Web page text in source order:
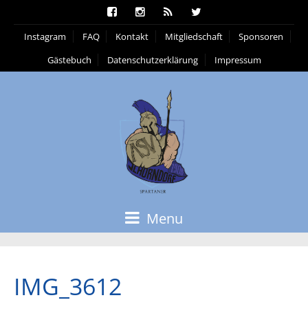
Instagram FAQ Kontakt Mitgliedschaft
Sponsoren
Gästebuch
Datenschutzerklärung Impressum
Menu
IMG_3612